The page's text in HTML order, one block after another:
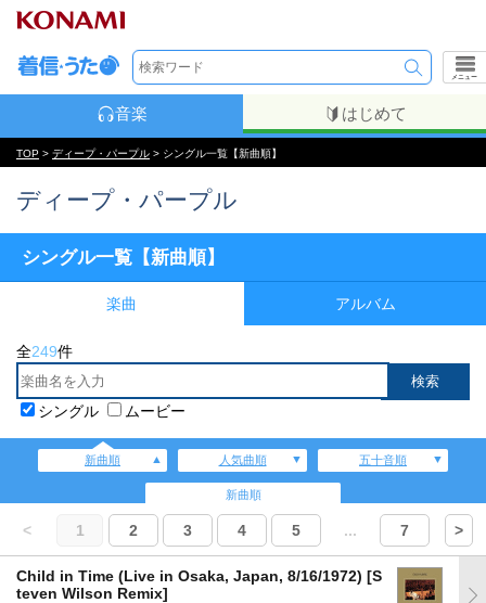
メニュー
音楽 はじめて
TOP > ディープ・パープル > シングル一覧【新曲順】
ディープ・パープル
シングル一覧【新曲順】
楽曲 アルバム
全249件
シングル ムービー
新曲順 人気曲順 五十音順
新曲順
< 1 2 3 4 5 ... 7 >
Child in Time (Live in Osaka, Japan, 8/16/1972) [S
teven Wilson Remix]